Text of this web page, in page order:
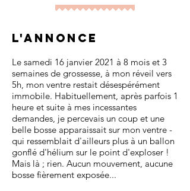
L'annonce
Le samedi 16 janvier 2021 à 8 mois et 3
semaines de grossesse, à mon réveil vers
5h, mon ventre restait désespérément
immobile. Habituellement, après parfois 1
heure et suite à mes incessantes
demandes, je percevais un coup et une
belle bosse apparaissait sur mon ventre -
qui ressemblait d'ailleurs plus à un ballon
gonflé d'hélium sur le point d'exploser !
Mais là ; rien. Aucun mouvement, aucune
bosse fièrement exposée...